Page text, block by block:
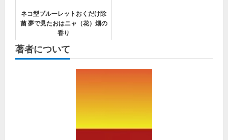
ネコ型ブルーレットおくだけ除
菌 夢で見たおはニャ（花）畑の
香り
著者について